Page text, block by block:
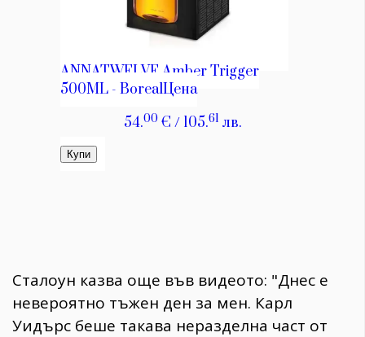
Сталоун казва още във видеото: "Днес е
невероятно тъжен ден за мен. Карл
Уидърс беше такава неразделна част от